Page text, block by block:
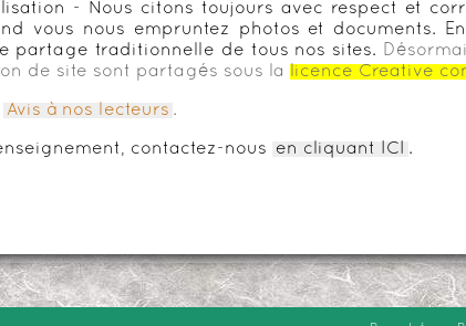
- Nous citons toujours avec respect et
vous nous empruntez photos et documents.
partage traditionnelle de tous nos sites.
de site sont partagés sous la
licence Creative
Avis à nos lecteurs .
contactez-nous en cliquant ICI .